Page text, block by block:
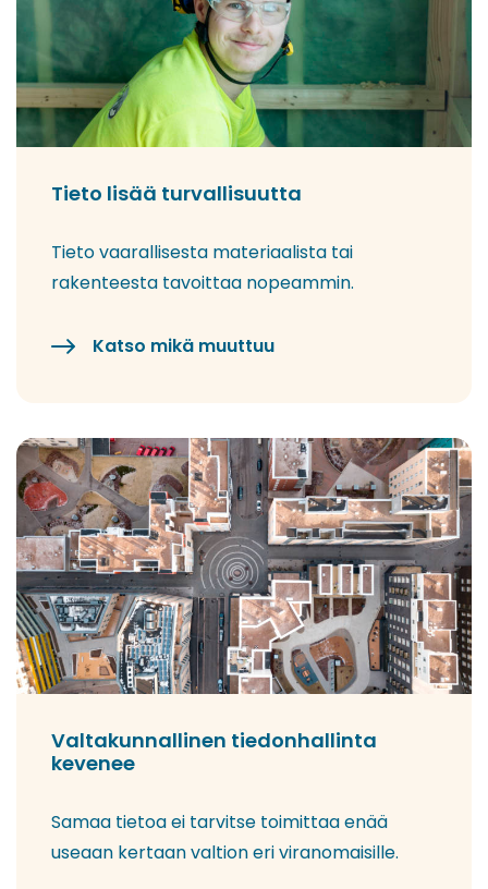
Tieto lisää turvallisuutta
Tieto vaarallisesta materiaalista tai
rakenteesta tavoittaa nopeammin.
Katso mikä muuttuu
Valtakunnallinen tiedonhallinta
kevenee
Samaa tietoa ei tarvitse toimittaa enää
useaan kertaan valtion eri viranomaisille.